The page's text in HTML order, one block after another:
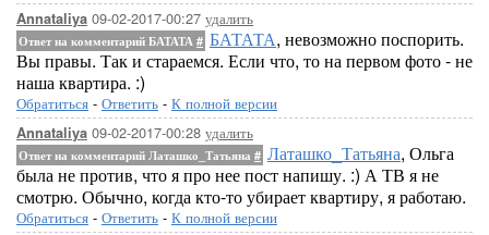
Annataliya 09-02-2017-00:27 удалить
Ответ на комментарий БАТАТА # БАТАТА, невозможно поспорить.
Вы правы. Так и стараемся. Если что, то на первом фото - не
наша квартира. :)
Обратиться - Ответить - К полной версии
Annataliya 09-02-2017-00:28 удалить
Ответ на комментарий Латашко_Татьяна # Латашко_Татьяна, Ольга
была не против, что я про нее пост напишу. :) А ТВ я не
смотрю. Обычно, когда кто-то убирает квартиру, я работаю.
Обратиться - Ответить - К полной версии